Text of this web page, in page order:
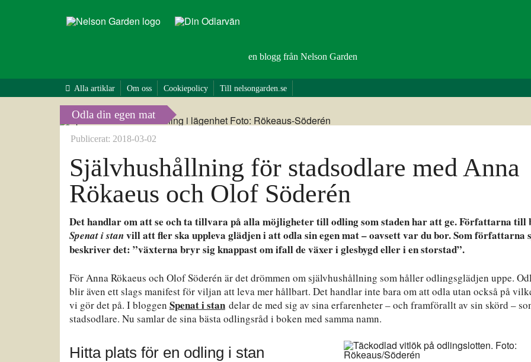
en blogg från Nelson Garden
Alla artiklar Om oss Cookiepolicy Till nelsongarden.se
Odla din egen mat
Publicerat: 2018-03-02
Självhushållning för stadsodlare med Anna
Rökaeus och Olof Söderén
Det handlar om att se och ta tillvara på alla möjligheter till odling som staden har att ge. Författarna till
Spenat i stanvill att fler ska uppleva glädjen i att odla sin egen mat – oavsett var du bor.Som författarna
beskriver det: ”växterna bryr sig knappast om ifall de växer i glesbygd eller i en storstad”.
För Anna Rökaeus och Olof Söderén är det drömmen om självhushållning som håller odlingsglädjen uppe.
blir även ett slags manifest för viljan att leva mer hållbart. Det handlar inte bara om att odla utan också på
vi gör det på. I bloggen Spenat i standelar de med sig av sina erfarenheter – och framförallt av sin skörd –
stadsodlare. Nu samlar de sina bästa odlingsråd i boken med samma namn.
Hitta plats för en odling i stan